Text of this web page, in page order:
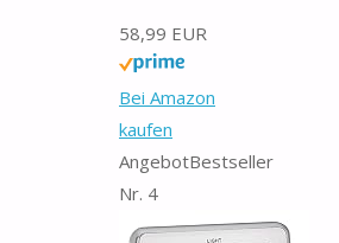
58,99 EUR
Bei Amazon
kaufen
AngebotBestseller
Nr. 4